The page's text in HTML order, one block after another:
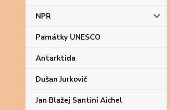
NPR
Památky UNESCO
Antarktida
Dušan Jurkovič
Jan Blažej Santini Aichel